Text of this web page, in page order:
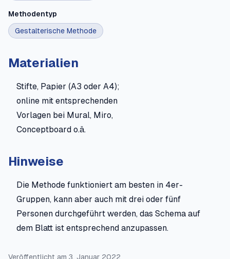
Methodentyp
Gestalterische Methode
Materialien
Stifte, Papier (A3 oder A4);
online mit entsprechenden
Vorlagen bei Mural, Miro,
Conceptboard o.ä.
Hinweise
Die Methode funktioniert am besten in 4er-
Gruppen, kann aber auch mit drei oder fünf
Personen durchgeführt werden, das Schema auf
dem Blatt ist entsprechend anzupassen.
Veröffentlicht am 3. Januar 2022